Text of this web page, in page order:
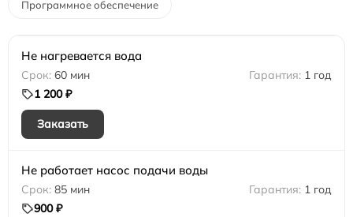
Программное обеспечение
Не нагревается вода
60 мин
1 год
1 200 ₽
Заказать
Не работает насос подачи воды
85 мин
1 год
900 ₽